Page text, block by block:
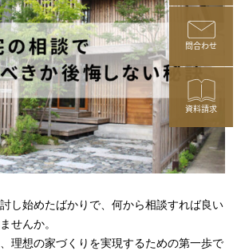
問合わせ
資料請求
し始めたばかりで、何から相談すれば良い
せんか。
理想の家づくりを実現するための第一歩で